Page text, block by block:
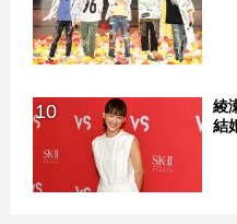
10
綾
結